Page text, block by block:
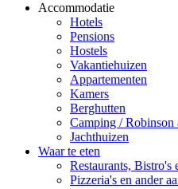
Accommodatie
Hotels
Pensions
Hostels
Vakantiehuizen
Appartementen
Kamers
Berghutten
Camping / Robinson
Jachthuizen
Waar te eten
Restaurants, Bistro's
Pizzeria's en ander